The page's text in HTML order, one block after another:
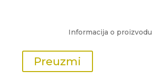
Informacija o proizvodu
Preuzmi